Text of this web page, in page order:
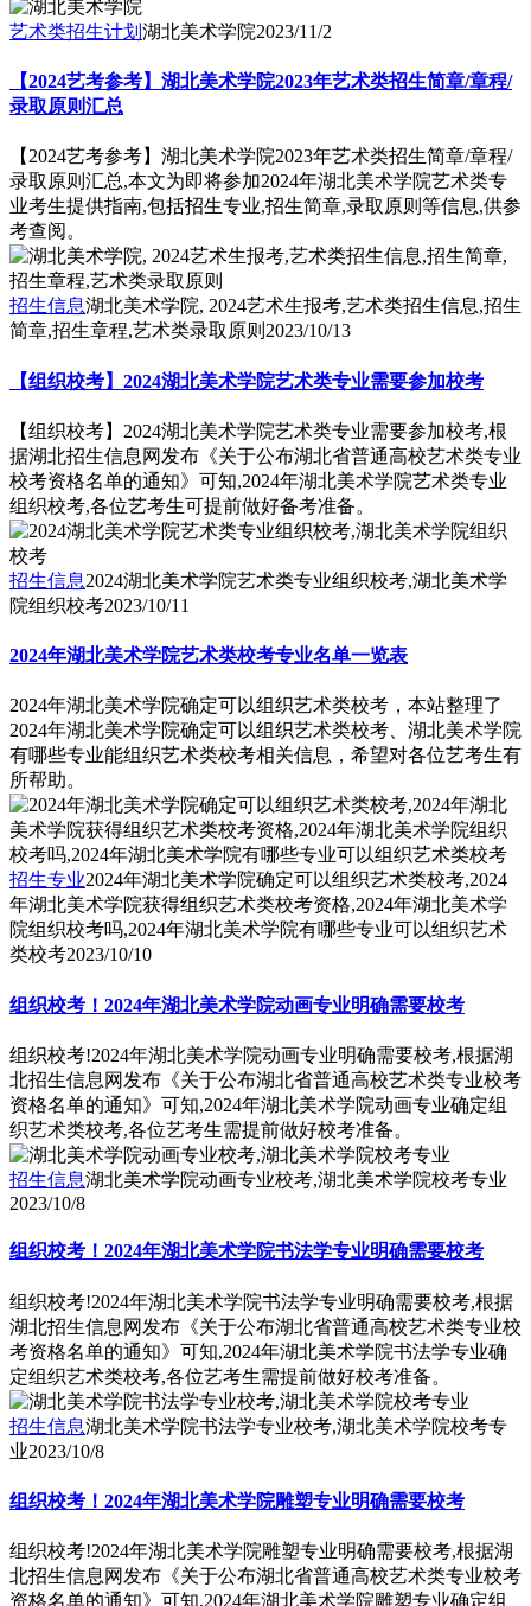
艺术类招生计划 湖北美术学院2023/11/2
【2024艺考参考】湖北美术学院2023年艺术类招生简章/章程/
录取原则汇总
【2024艺考参考】湖北美术学院2023年艺术类招生简章/章程/
录取原则汇总,本文为即将参加2024年湖北美术学院艺术类专
业考生提供指南,包括招生专业,招生简章,录取原则等信息,供参
考查阅。
招生信息湖北美术学院, 2024艺术生报考,艺术类招生信息,招生
简章,招生章程,艺术类录取原则 2023/10/13
【组织校考】2024湖北美术学院艺术类专业需要参加校考
【组织校考】2024湖北美术学院艺术类专业需要参加校考,根
据湖北招生信息网发布《关于公布湖北省普通高校艺术类专业
校考资格名单的通知》可知,2024年湖北美术学院艺术类专业
组织校考,各位艺考生可提前做好备考准备。
招生信息2024湖北美术学院艺术类专业组织校考,湖北美术学
院组织校考2023/10/11
2024年湖北美术学院艺术类校考专业名单一览表
2024年湖北美术学院确定可以组织艺术类校考，本站整理了
2024年湖北美术学院确定可以组织艺术类校考、湖北美术学院
有哪些专业能组织艺术类校考相关信息，希望对各位艺考生有
所帮助。
招生专业2024年湖北美术学院确定可以组织艺术类校考,2024
年湖北美术学院获得组织艺术类校考资格,2024年湖北美术学
院组织校考吗,2024年湖北美术学院有哪些专业可以组织艺术
类校考2023/10/10
组织校考！2024年湖北美术学院动画专业明确需要校考
组织校考!2024年湖北美术学院动画专业明确需要校考,根据湖
北招生信息网发布《关于公布湖北省普通高校艺术类专业校考
资格名单的通知》可知,2024年湖北美术学院动画专业确定组
织艺术类校考,各位艺考生需提前做好校考准备。
招生信息湖北美术学院动画专业校考,湖北美术学院校考专业
2023/10/8
组织校考！2024年湖北美术学院书法学专业明确需要校考
组织校考!2024年湖北美术学院书法学专业明确需要校考,根据
湖北招生信息网发布《关于公布湖北省普通高校艺术类专业校
考资格名单的通知》可知,2024年湖北美术学院书法学专业确
定组织艺术类校考,各位艺考生需提前做好校考准备。
招生信息湖北美术学院书法学专业校考,湖北美术学院校考专
业2023/10/8
组织校考！2024年湖北美术学院雕塑专业明确需要校考
组织校考!2024年湖北美术学院雕塑专业明确需要校考,根据湖
北招生信息网发布《关于公布湖北省普通高校艺术类专业校考
资格名单的通知》可知,2024年湖北美术学院雕塑专业确定组